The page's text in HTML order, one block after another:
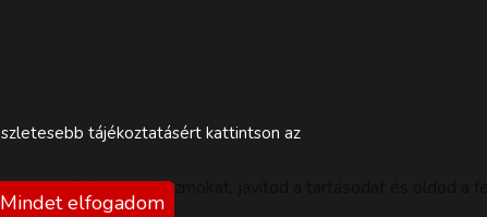
erősíted a mélyizmokat, javítod a tartásodat és oldod a
tájékoztatásért kattintson az
Mindet elfogadom